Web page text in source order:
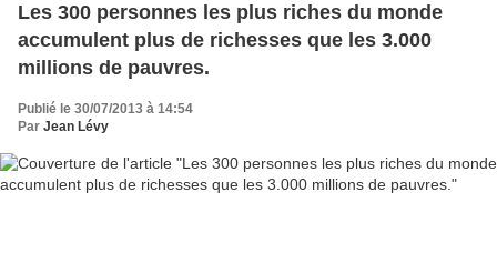
Les 300 personnes les plus riches du monde
accumulent plus de richesses que les 3.000
millions de pauvres.
Publié le 30/07/2013 à 14:54
Par Jean Lévy